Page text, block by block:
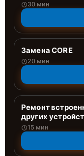
30 мин
Замена CORE
20 мин
Ремонт
других
15 мин